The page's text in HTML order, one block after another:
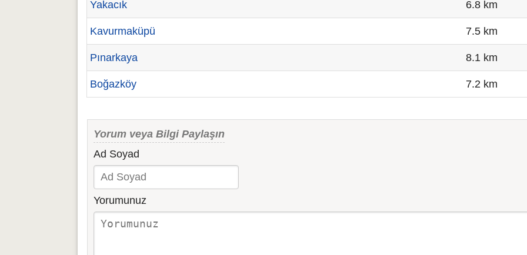
Yakacık 6.8 km
Kavurmaküpü 7.5 km
Pınarkaya 8.1 km
Boğazköy 7.2 km
Yorum veya Bilgi Paylaşın
Ad Soyad
Yorumunuz